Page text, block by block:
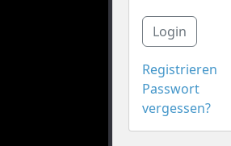
Login
Registrieren
Passwort
vergessen?